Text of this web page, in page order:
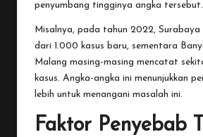
penyumbang tingginya angka tersebut.
Misalnya, pada tahun 2022, Surabaya
dari 1.000 kasus baru, sementara
Malang masing-masing mencatat
kasus. Angka-angka ini menunjukkan
lebih untuk menangani masalah ini.
Faktor Penyebab